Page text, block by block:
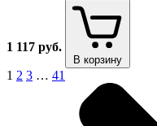
1 117 руб.
В корзину
1 2 3 … 41